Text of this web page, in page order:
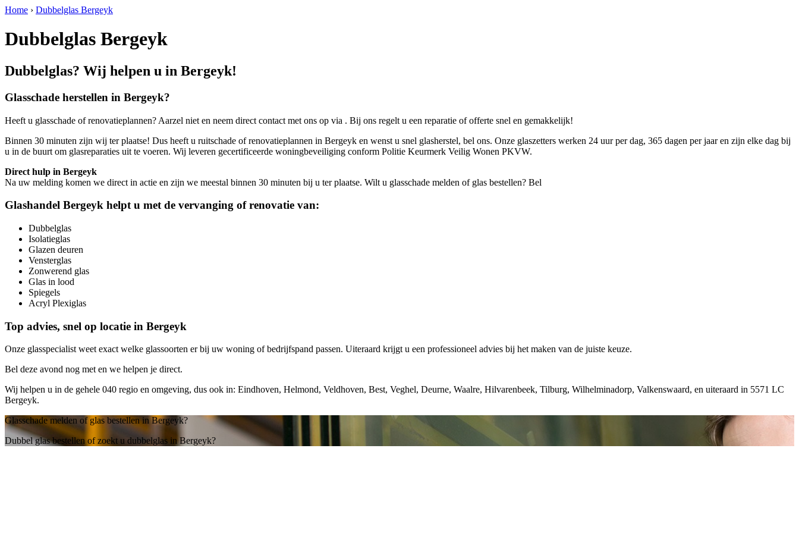
Home › Dubbelglas Bergeyk
Dubbelglas Bergeyk
Dubbelglas? Wij helpen u in Bergeyk!
Glasschade herstellen in Bergeyk?
Heeft u glasschade of renovatieplannen? Aarzel niet en neem direct contact met ons op via . Bij ons regelt u een reparatie of offerte snel en gemakkelijk!
Binnen 30 minuten zijn wij ter plaatse! Dus heeft u ruitschade of renovatieplannen in Bergeyk en wenst u snel glasherstel, bel ons. Onze glaszetters werken 24 uur per dag, 365 dagen per jaar en zijn elke dag bij
u in de buurt om glasreparaties uit te voeren. Wij leveren gecertificeerde woningbeveiliging conform Politie Keurmerk Veilig Wonen PKVW.
Direct hulp in Bergeyk
Na uw melding komen we direct in actie en zijn we meestal binnen 30 minuten bij u ter plaatse. Wilt u glasschade melden of glas bestellen? Bel
Glashandel Bergeyk helpt u met de vervanging of renovatie van:
Dubbelglas
Isolatieglas
Glazen deuren
Vensterglas
Zonwerend glas
Glas in lood
Spiegels
Acryl Plexiglas
Top advies, snel op locatie in Bergeyk
Onze glasspecialist weet exact welke glassoorten er bij uw woning of bedrijfspand passen. Uiteraard krijgt u een professioneel advies bij het maken van de juiste keuze.
Bel deze avond nog met en we helpen je direct.
Wij helpen u in de gehele 040 regio en omgeving, dus ook in: Eindhoven, Helmond, Veldhoven, Best, Veghel, Deurne, Waalre, Hilvarenbeek, Tilburg, Wilhelminadorp, Valkenswaard, en uiteraard in 5571 LC
Bergeyk.
Glasschade melden of glas bestellen in Bergeyk?
Dubbel glas bestellen of zoekt u dubbelglas in Bergeyk?